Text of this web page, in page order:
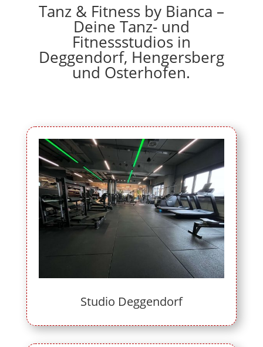
Tanz & Fitness by Bianca –
Deine Tanz- und
Fitnessstudios in
Deggendorf, Hengersberg
und Osterhofen.
Studio Deggendorf